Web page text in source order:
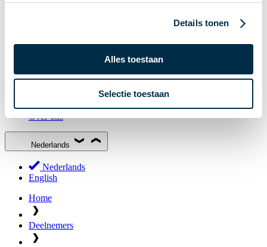
Details tonen
Alles toestaan
Selectie toestaan
Deelnemers in het betalingsverkeer
Begrippenlijst
Over ons
Nederlands
Nederlands
English
Home
Deelnemers